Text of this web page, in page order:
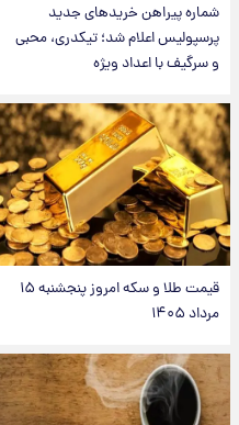
شماره پیراهن خریدهای جدید
پرسپولیس اعلام شد؛ تیکدری، محبی
و سرگیف با اعداد ویژه
قیمت طلا و سکه امروز پنجشنبه ۱۵
مرداد ۱۴۰۵